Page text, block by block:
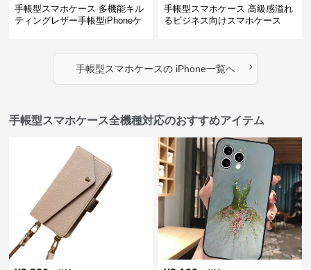
手帳型スマホケース 多機能キル
ティングレザー手帳型iPhoneケ
手帳型スマホケース 高級感溢れ
るビジネス向けスマホケース
手帳型スマホケースのiPhone一覧へ ›
手帳型スマホケース全機種対応のおすすめアイテム